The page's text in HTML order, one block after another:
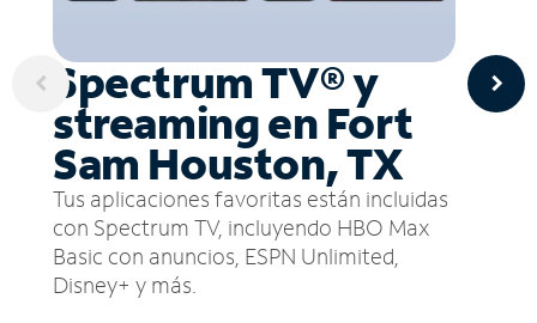
Spectrum TV® y
streaming en Fort
Sam Houston, TX
Tus aplicaciones favoritas están incluidas
con Spectrum TV, incluyendo HBO Max
Basic con anuncios, ESPN Unlimited,
Disney+ y más.